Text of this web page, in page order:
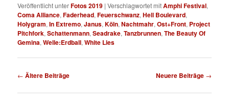
Veröffentlicht unterFotos 2019 |Verschlagwortet mitAmphi Festival,
Coma Alliance,Faderhead,Feuerschwanz,Hell Boulevard,
Holygram,In Extremo,Janus,Köln,Nachtmahr,Ost+Front, Project
Pitchfork,Schattenmann,Seadrake,Tanzbrunnen,The Beauty Of
Gemina,Welle:Erdball,White Lies
Beitragsnavigation
← Ältere Beiträge Neuere Beiträge →